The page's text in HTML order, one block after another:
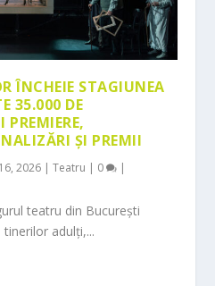
ÎNCHEIE STAGIUNEA
35.000 DE
ȘI PREMII
2026 |Teatru | 0 |
teatru din București
adulți,...